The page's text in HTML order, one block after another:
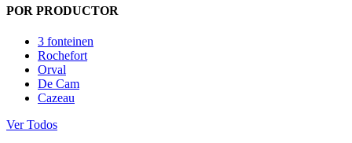
POR PRODUCTOR
3 fonteinen
Rochefort
Orval
De Cam
Cazeau
Ver Todos